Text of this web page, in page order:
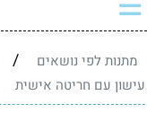
מתנות לפי נושאים /
עישון עם חריטה אישית